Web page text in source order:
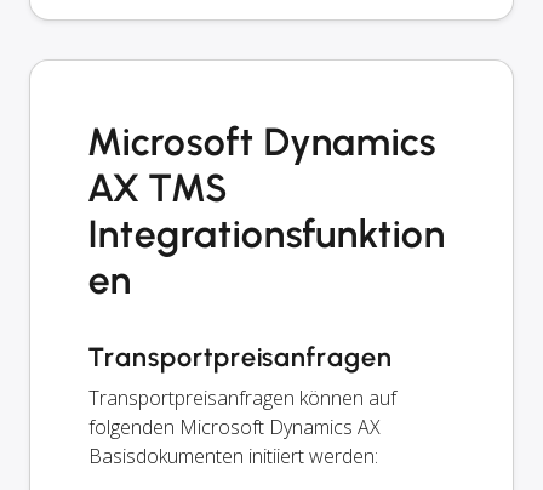
Microsoft Dynamics
AX TMS
Integrationsfunktion
en
Transportpreisanfragen
Transportpreisanfragen können auf
folgenden Microsoft Dynamics AX
Basisdokumenten initiiert werden: